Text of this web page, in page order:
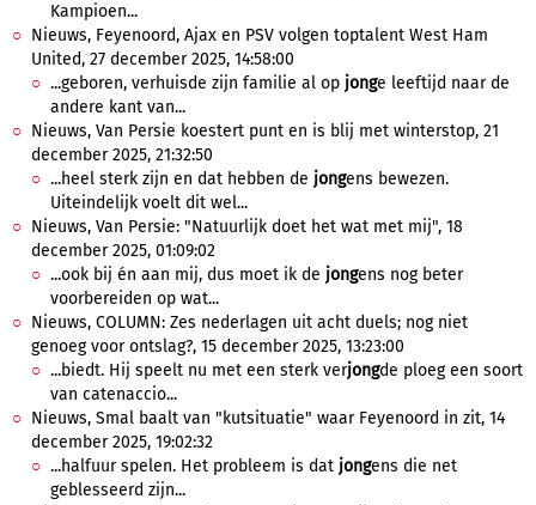
Kampioen...
Nieuws, Feyenoord, Ajax en PSV volgen toptalent West Ham
United, 27 december 2025, 14:58:00
...geboren, verhuisde zijn familie al op jonge leeftijd naar de
andere kant van...
Nieuws, Van Persie koestert punt en is blij met winterstop, 21
december 2025, 21:32:50
...heel sterk zijn en dat hebben de jongens bewezen.
Uiteindelijk voelt dit wel...
Nieuws, Van Persie: "Natuurlijk doet het wat met mij", 18
december 2025, 01:09:02
...ook bij én aan mij, dus moet ik de jongens nog beter
voorbereiden op wat...
Nieuws, COLUMN: Zes nederlagen uit acht duels; nog niet
genoeg voor ontslag?, 15 december 2025, 13:23:00
...biedt. Hij speelt nu met een sterk verjongde ploeg een soort
van catenaccio...
Nieuws, Smal baalt van "kutsituatie" waar Feyenoord in zit, 14
december 2025, 19:02:32
...halfuur spelen. Het probleem is dat jongens die net
geblesseerd zijn...